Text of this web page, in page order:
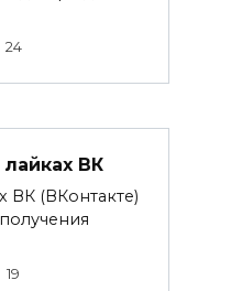
24
ВК
ВК (ВКонтакте)
19